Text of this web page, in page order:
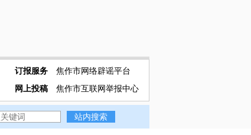
订报服务
焦作市网络辟谣平台
网上投稿
焦作市互联网举报中心